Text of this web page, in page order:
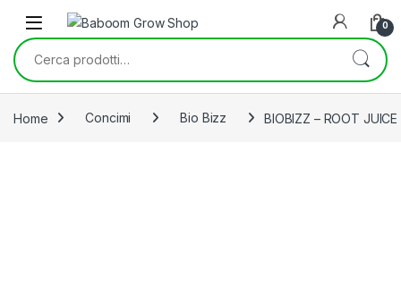
Skip to navigation
Skip to content
0
Cerca:
Home Concimi Bio Bizz BIOBIZZ – ROOT